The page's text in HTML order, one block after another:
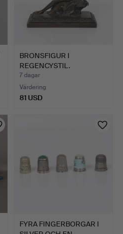
BRONSFIGUR I
REGENCYSTIL.
7 dagar
Värdering
81 USD
FYRA FINGERBORGAR I